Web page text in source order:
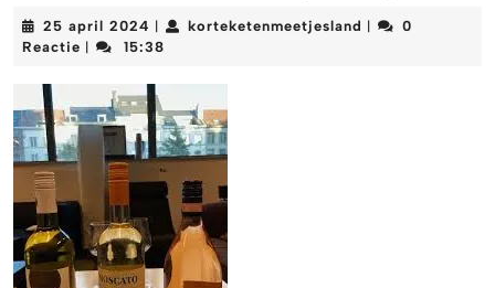
25 april 2024 25
april
korteketenmeetjesland
0
Reactie
15:38